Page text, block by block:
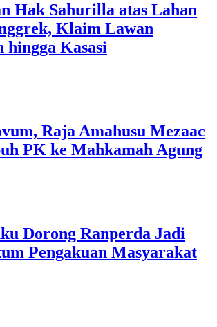
Hak Sahurilla atas Lahan
Klaim Lawan
hingga Kasasi
Raja Amahusu Mezaac
PK ke Mahkamah Agung
Dorong Ranperda Jadi
Pengakuan Masyarakat